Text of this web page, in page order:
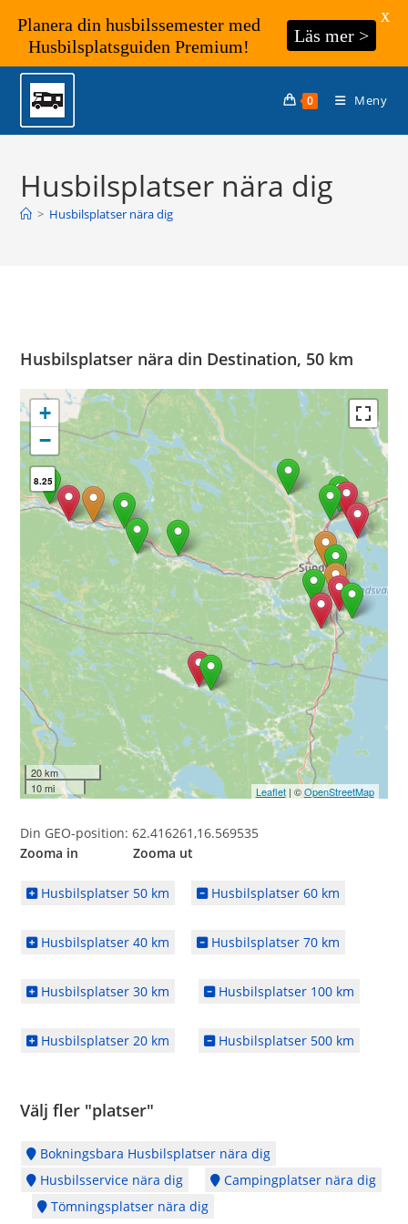
Hoppa
innehållet
0 Meny
Husbilsplatser nära dig
> Husbilsplatser nära dig
Husbilsplatser nära din Destination, 50 km
+
−
8.25
20 km
10 mi
Leaflet| ©OpenStreetMap
Din GEO-position: 62.416261,16.569535
Zooma in Zooma ut
Husbilsplatser 50 km Husbilsplatser 60 km
Husbilsplatser 40 km Husbilsplatser 70 km
Husbilsplatser 30 km Husbilsplatser 100 km
Husbilsplatser 20 km Husbilsplatser 500 km
Välj fler "platser"
Bokningsbara Husbilsplatser nära dig
Husbilsservice nära dig
Campingplatser nära dig
Tömningsplatser nära dig
Planera din husbilssemester med
Husbilsplatsguiden Premium!
Läs mer >
X